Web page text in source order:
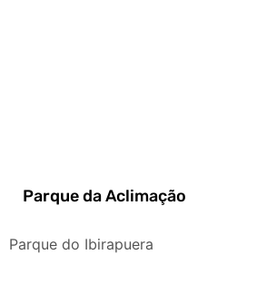
Parque da Aclimação
Parque do Ibirapuera